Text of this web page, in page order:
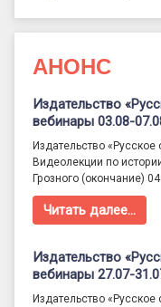
АНОНС
Издательство
вебинары 03.08-
Издательство
Видеолекции по
Грозного (окончание)
Читать далее…
Издательство
вебинары 27.07-
Издательство